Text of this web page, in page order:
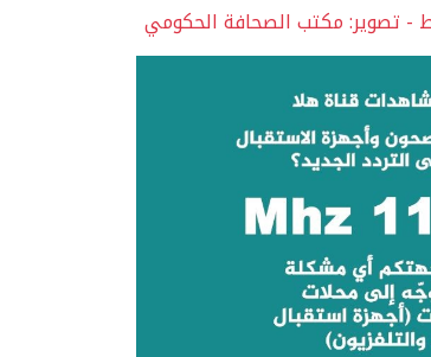
- تصوير: مكتب الصحافة الحكومي